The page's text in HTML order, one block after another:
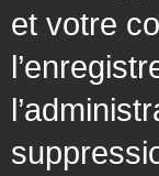
et votre